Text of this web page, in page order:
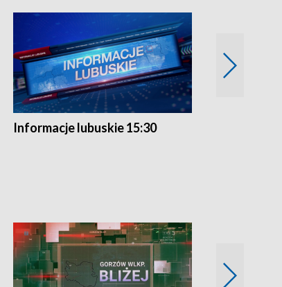
Informacje lubuskie 15:30